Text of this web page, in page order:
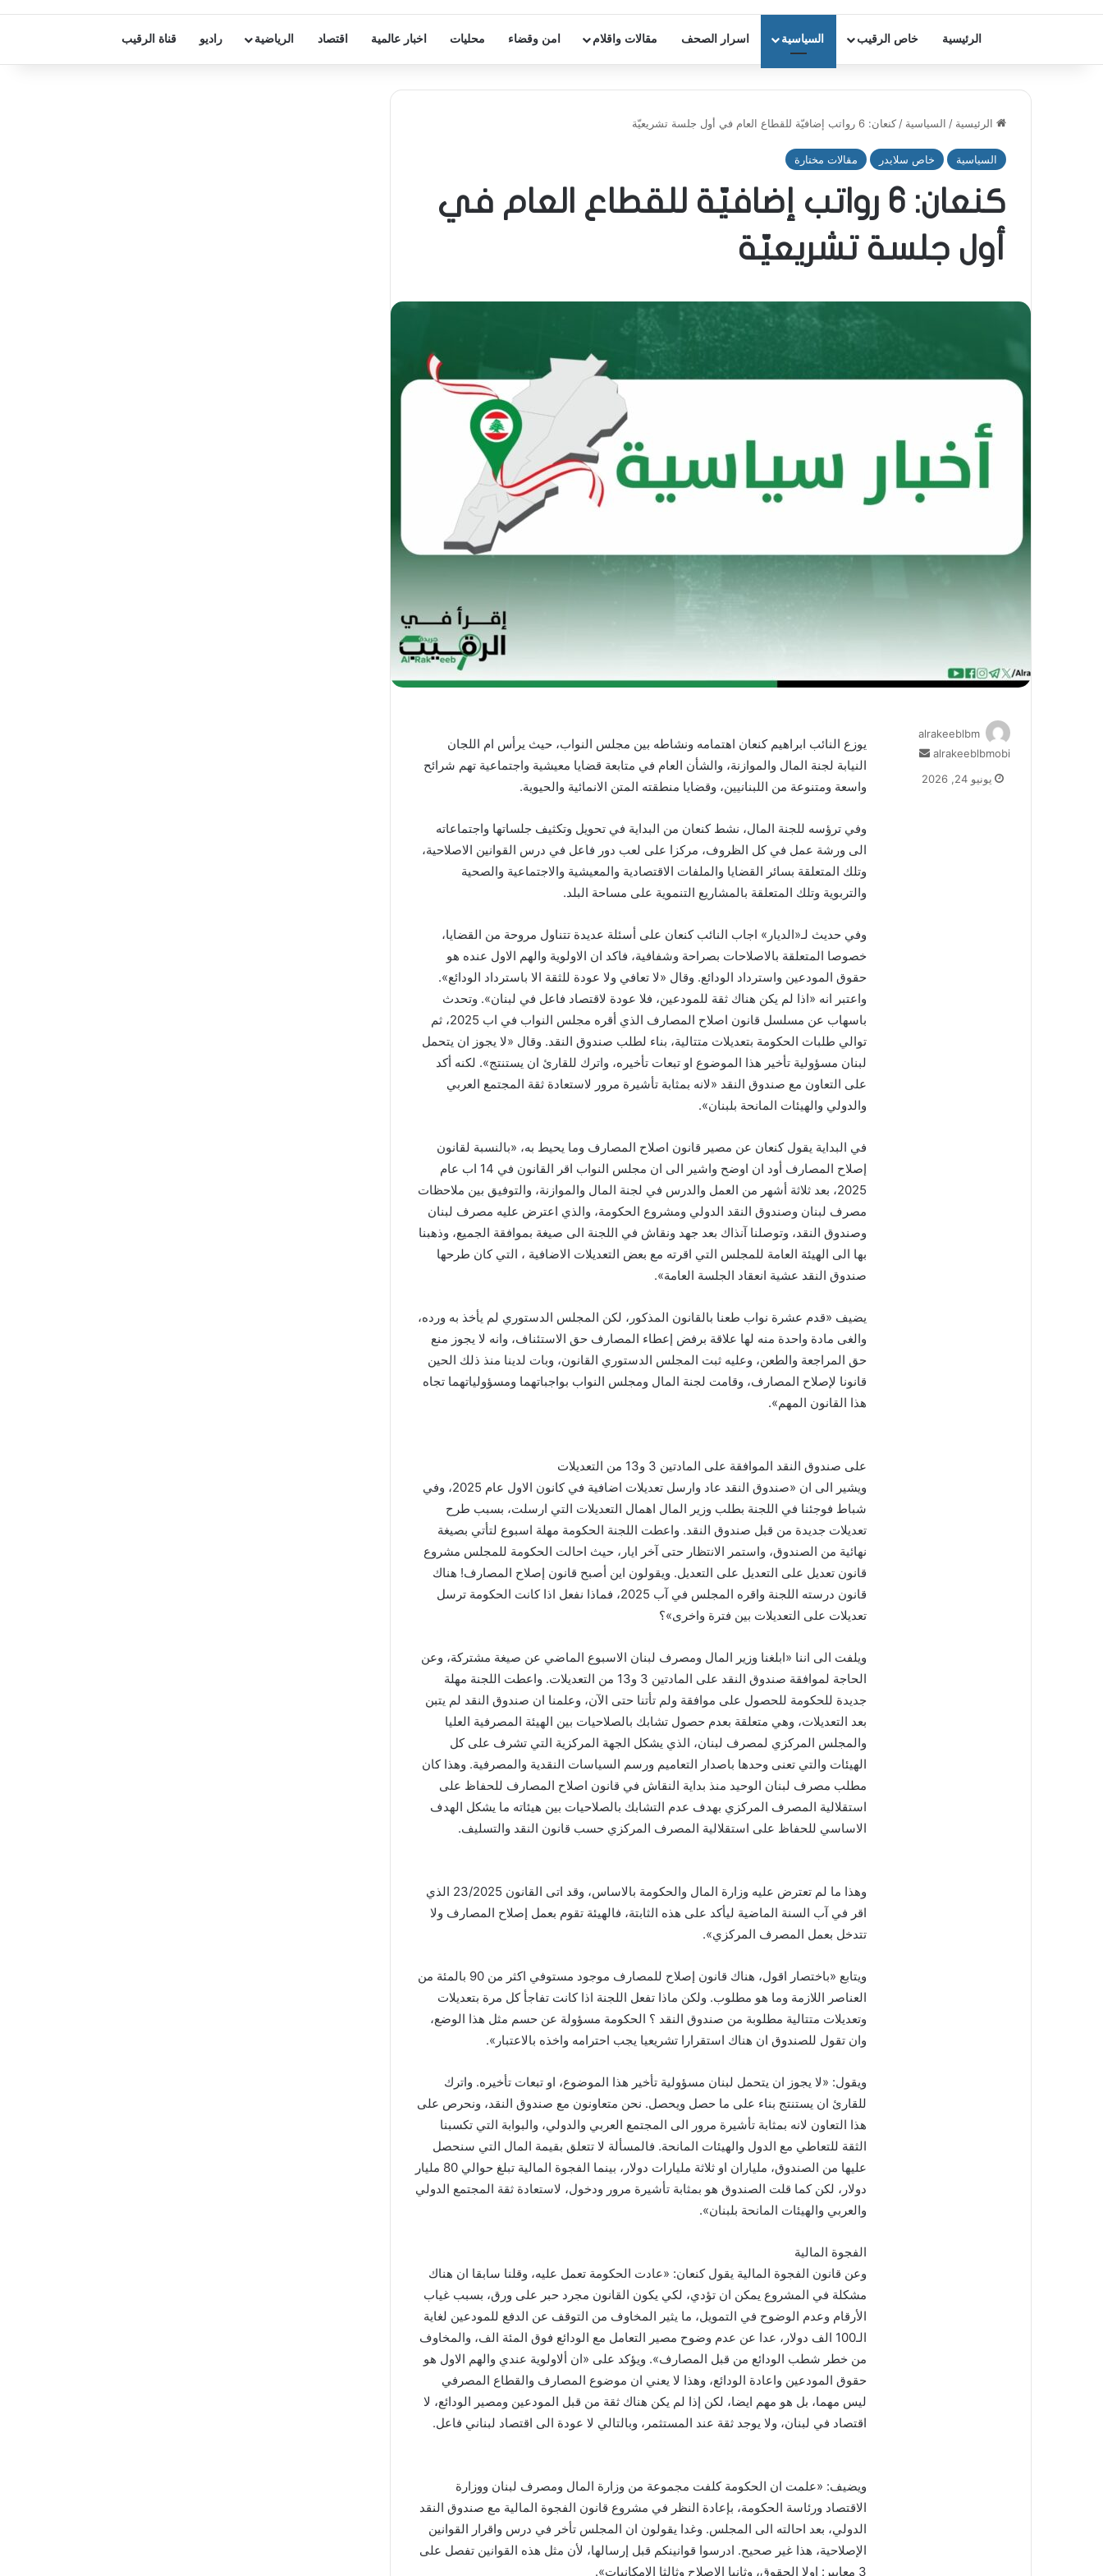
الرئيسية خاص الرقيب السياسية اسرار الصحف مقالات واقلام امن وقضاء محليات اخبار عالمية اقتصاد الرياضية راديو قناة الرقيب
الرئيسية / السياسية / كنعان: 6 رواتب إضافيّة للقطاع العام في أول جلسة تشريعيّة
السياسية خاص سلايدر مقالات مختارة
كنعان: 6 رواتب إضافيّة للقطاع العام في
أول جلسة تشريعيّة
يوزع النائب ابراهيم كنعان اهتمامه ونشاطه بين مجلس النواب، حيث يرأس ام اللجان
النيابة لجنة المال والموازنة، والشأن العام في متابعة قضايا معيشية واجتماعية تهم شرائح
واسعة ومتنوعة من اللبنانيين، وقضايا منطقته المتن الانمائية والحيوية.
وفي ترؤسه للجنة المال، نشط كنعان من البداية في تحويل وتكثيف جلساتها واجتماعاته
الى ورشة عمل في كل الظروف، مركزا على لعب دور فاعل في درس القوانين الاصلاحية،
وتلك المتعلقة بسائر القضايا والملفات الاقتصادية والمعيشية والاجتماعية والصحية
والتربوية وتلك المتعلقة بالمشاريع التنموية على مساحة البلد.
وفي حديث لـ«الديار» اجاب النائب كنعان على أسئلة عديدة تتناول مروحة من القضايا،
خصوصا المتعلقة بالاصلاحات بصراحة وشفافية، فاكد ان الاولوية والهم الاول عنده هو
حقوق المودعين واسترداد الودائع. وقال «لا تعافي ولا عودة للثقة الا باسترداد الودائع».
واعتبر انه «اذا لم يكن هناك ثقة للمودعين، فلا عودة لاقتصاد فاعل في لبنان». وتحدث
باسهاب عن مسلسل قانون اصلاح المصارف الذي أقره مجلس النواب في اب 2025، ثم
توالي طلبات الحكومة بتعديلات متتالية، بناء لطلب صندوق النقد. وقال «لا يجوز ان يتحمل
لبنان مسؤولية تأخير هذا الموضوع او تبعات تأخيره، واترك للقارئ ان يستنتج». لكنه أكد
على التعاون مع صندوق النقد «لانه بمثابة تأشيرة مرور لاستعادة ثقة المجتمع العربي
والدولي والهيئات المانحة بلبنان».
في البداية يقول كنعان عن مصير قانون اصلاح المصارف وما يحيط به، «بالنسبة لقانون
إصلاح المصارف أود ان اوضح واشير الى ان مجلس النواب اقر القانون في 14 اب عام
2025، بعد ثلاثة أشهر من العمل والدرس في لجنة المال والموازنة، والتوفيق بين ملاحظات
مصرف لبنان وصندوق النقد الدولي ومشروع الحكومة، والذي اعترض عليه مصرف لبنان
وصندوق النقد، وتوصلنا آنذاك بعد جهد ونقاش في اللجنة الى صيغة بموافقة الجميع، وذهبنا
بها الى الهيئة العامة للمجلس التي اقرته مع بعض التعديلات الاضافية ، التي كان طرحها
صندوق النقد عشية انعقاد الجلسة العامة».
يضيف «قدم عشرة نواب طعنا بالقانون المذكور، لكن المجلس الدستوري لم يأخذ به ورده،
والغى مادة واحدة منه لها علاقة برفض إعطاء المصارف حق الاستئناف، وانه لا يجوز منع
حق المراجعة والطعن، وعليه ثبت المجلس الدستوري القانون، وبات لدينا منذ ذلك الحين
قانونا لإصلاح المصارف، وقامت لجنة المال ومجلس النواب بواجباتهما ومسؤولياتهما تجاه
هذا القانون المهم».
على صندوق النقد الموافقة على المادتين 3 و13 من التعديلات
ويشير الى ان «صندوق النقد عاد وارسل تعديلات اضافية في كانون الاول عام 2025، وفي
شباط فوجئنا في اللجنة بطلب وزير المال اهمال التعديلات التي ارسلت، بسبب طرح
تعديلات جديدة من قبل صندوق النقد. واعطت اللجنة الحكومة مهلة اسبوع لتأتي بصيغة
نهائية من الصندوق، واستمر الانتظار حتى آخر ايار، حيث احالت الحكومة للمجلس مشروع
قانون تعديل على التعديل على التعديل. ويقولون اين أصبح قانون إصلاح المصارف! هناك
قانون درسته اللجنة واقره المجلس في آب 2025، فماذا نفعل اذا كانت الحكومة ترسل
تعديلات على التعديلات بين فترة واخرى»؟
ويلفت الى اننا «ابلغنا وزير المال ومصرف لبنان الاسبوع الماضي عن صيغة مشتركة، وعن
الحاجة لموافقة صندوق النقد على المادتين 3 و13 من التعديلات. واعطت اللجنة مهلة
جديدة للحكومة للحصول على موافقة ولم تأتنا حتى الآن، وعلمنا ان صندوق النقد لم يتبن
بعد التعديلات، وهي متعلقة بعدم حصول تشابك بالصلاحيات بين الهيئة المصرفية العليا
والمجلس المركزي لمصرف لبنان، الذي يشكل الجهة المركزية التي تشرف على كل
الهيئات والتي تعنى وحدها باصدار التعاميم ورسم السياسات النقدية والمصرفية. وهذا كان
مطلب مصرف لبنان الوحيد منذ بداية النقاش في قانون اصلاح المصارف للحفاظ على
استقلالية المصرف المركزي بهدف عدم التشابك بالصلاحيات بين هيئاته ما يشكل الهدف
الاساسي للحفاظ على استقلالية المصرف المركزي حسب قانون النقد والتسليف.
وهذا ما لم تعترض عليه وزارة المال والحكومة بالاساس، وقد اتى القانون 23/2025 الذي
اقر في آب السنة الماضية ليأكد على هذه الثابتة، فالهيئة تقوم بعمل إصلاح المصارف ولا
تتدخل بعمل المصرف المركزي».
ويتابع «باختصار اقول، هناك قانون إصلاح للمصارف موجود مستوفي اكثر من 90 بالمئة من
العناصر اللازمة وما هو مطلوب. ولكن ماذا تفعل اللجنة اذا كانت تفاجأ كل مرة بتعديلات
وتعديلات متتالية مطلوبة من صندوق النقد ؟ الحكومة مسؤولة عن حسم مثل هذا الوضع،
وان تقول للصندوق ان هناك استقرارا تشريعيا يجب احترامه واخذه بالاعتبار».
ويقول: «لا يجوز ان يتحمل لبنان مسؤولية تأخير هذا الموضوع، او تبعات تأخيره. واترك
للقارئ ان يستنتج بناء على ما حصل ويحصل. نحن متعاونون مع صندوق النقد، ونحرص على
هذا التعاون لانه بمثابة تأشيرة مرور الى المجتمع العربي والدولي، والبوابة التي تكسبنا
الثقة للتعاطي مع الدول والهيئات المانحة. فالمسألة لا تتعلق بقيمة المال التي سنحصل
عليها من الصندوق، ملياران او ثلاثة مليارات دولار، بينما الفجوة المالية تبلغ حوالي 80 مليار
دولار، لكن كما قلت الصندوق هو بمثابة تأشيرة مرور ودخول، لاستعادة ثقة المجتمع الدولي
والعربي والهيئات المانحة بلبنان».
الفجوة المالية
وعن قانون الفجوة المالية يقول كنعان: «عادت الحكومة تعمل عليه، وقلنا سابقا ان هناك
مشكلة في المشروع يمكن ان تؤدي، لكي يكون القانون مجرد حبر على ورق، بسبب غياب
الأرقام وعدم الوضوح في التمويل، ما يثير المخاوف من التوقف عن الدفع للمودعين لغاية
الـ100 الف دولار، عدا عن عدم وضوح مصير التعامل مع الودائع فوق المئة الف، والمخاوف
من خطر شطب الودائع من قبل المصارف». ويؤكد على «ان ألاولوية عندي والهم الاول هو
حقوق المودعين واعادة الودائع، وهذا لا يعني ان موضوع المصارف والقطاع المصرفي
ليس مهما، بل هو مهم ايضا، لكن إذا لم يكن هناك ثقة من قبل المودعين ومصير الودائع، لا
اقتصاد في لبنان، ولا يوجد ثقة عند المستثمر، وبالتالي لا عودة الى اقتصاد لبناني فاعل.
ويضيف: «علمت ان الحكومة كلفت مجموعة من وزارة المال ومصرف لبنان ووزارة
الاقتصاد ورئاسة الحكومة، بإعادة النظر في مشروع قانون الفجوة المالية مع صندوق النقد
الدولي، بعد احالته الى المجلس. وغدا يقولون ان المجلس تأخر في درس واقرار القوانين
الإصلاحية، هذا غير صحيح. ادرسوا قوانينكم قبل إرسالها، لأن مثل هذه القوانين تفصل على
3 معايير: اولا الحقوق، وثانيا الإصلاح وثالثا الامكانيات».
alrakeeblbm
alrakeeblbmobi
أرسل
يونيو 24, 2026